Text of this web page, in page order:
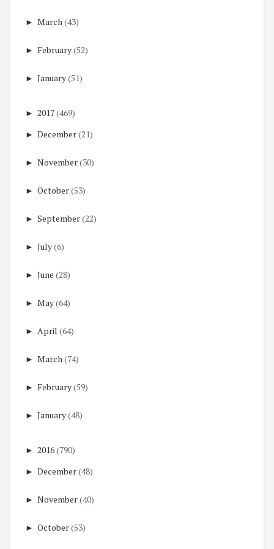
► March(43)
► February(52)
► January(51)
► 2017(469)
► December(21)
► November(30)
► October(53)
► September(22)
► July(6)
► June (28)
► May(64)
► April (64)
► March(74)
► February(59)
► January(48)
► 2016(790)
► December(48)
► November(40)
► October(53)